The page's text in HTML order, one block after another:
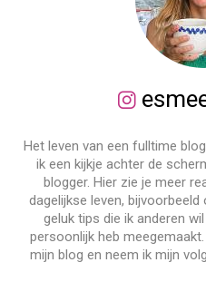
Het leven van een fulltime
ik een kijkje achter de
blogger. Hier zie je meer
dagelijkse leven,
geluk tips die ik anderen
persoonlijk heb
mijn blog en neem ik mijn